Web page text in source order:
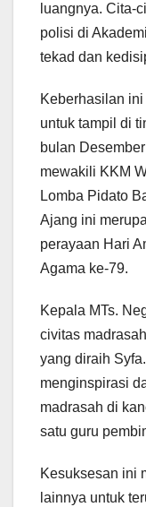
luangnya. Cita-
polisi di
tekad dan
Keberhasilan
untuk tampil di
bulan
mewakili KKM
Lomba Pidato
Ajang ini
perayaan Hari
Agama ke-79.
Kepala MTs.
civitas
yang diraih
menginspirasi
madrasah di
satu guru
Kesuksesan ini
lainnya untuk